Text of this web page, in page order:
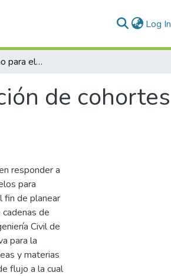
Log In
Modelo Markoviano para el estudio de evolución de cohortes de estudiantes de un programa académico
de cohortes
responder a
para
fin de planear
de
Civil de
para la
y materias
flujo a la cual